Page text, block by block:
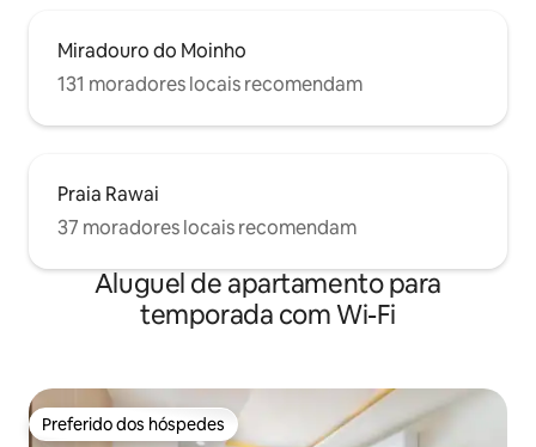
Miradouro do Moinho
131 moradores locais recomendam
Praia Rawai
37 moradores locais recomendam
Aluguel de apartamento para
temporada com Wi-Fi
Preferido dos hóspedes
Preferido dos hóspedes